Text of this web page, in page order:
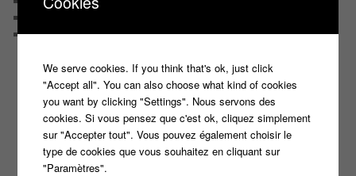
Vous avez la parole
ON PARLE DE TOUT ÇA !
"Tout le monde veut prendre sa place"
Article assister dans le public c8 candidatcasteur
casting Christophe Dechavanne Cyril Hanouna
We serve cookies. If you think that's ok, just click
"Accept all". You can also choose what kind of cookies
you want by clicking "Settings". Nous servons des
cookies. Si vous pensez que c'est ok, cliquez simplement
sur "Accepter tout". Vous pouvez également choisir le
type de cookies que vous souhaitez en cliquant sur
"Paramètres".